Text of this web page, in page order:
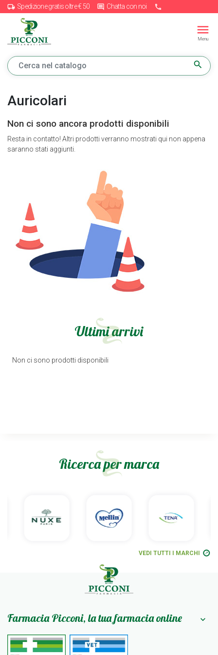
local_shipping Spedizione gratis oltre € 50 insert_comment Chatta con noi call
menu
Menu
search
Auricolari
Non ci sono ancora prodotti disponibili
Resta in contatto! Altri prodotti verranno mostrati qui non appena
saranno stati aggiunti.
Ultimi arrivi
Non ci sono prodotti disponibili
Ricerca per marca
VEDI TUTTI I MARCHI
Farmacia Picconi, la tua farmacia online 